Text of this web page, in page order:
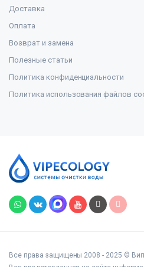
Доставка
Оплата
Возврат и замена
Полезные статьи
Политика конфиденциальности
Политика использования файлов
Все права защищены 2008 - 2025 ©